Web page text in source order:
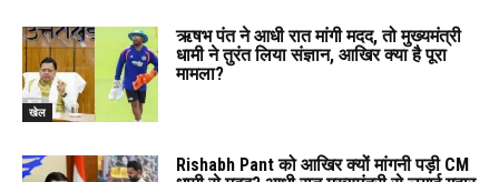
खेल
ऋषभ पंत ने आधी रात मांगी मदद, तो मुख्यमंत्री
धामी ने तुरंत लिया संज्ञान, आखिर क्या है पूरा
मामला?
Rishabh Pant को आखिर क्यों मांगनी पड़ी CM